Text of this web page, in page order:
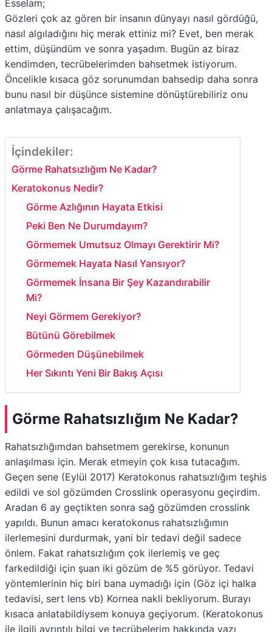
r
e
o
n
t
t
e
r
e
o
n
b
o
o
k
e
o
n
e
r
e
s
t
e
o
n
s
A
p
Esselam;
Gözleri çok az gören bir insanın dünyayı nasıl gördüğü,
nasıl algıladığını hiç merak ettiniz mi? Evet, ben merak
ettim, düşündüm ve sonra yaşadım. Bugün az biraz
kendimden, tecrübelerimden bahsetmek istiyorum.
Öncelikle kısaca göz sorunumdan bahsedip daha sonra
bunu nasıl bir düşünce sistemine dönüştürebiliriz onu
anlatmaya çalışacağım.
İçindekiler:
Görme Rahatsızlığım Ne Kadar?
Keratokonus Nedir?
Görme Azlığının Hayata Etkisi
Peki Ben Ne Durumdayım?
Görmemek Umutsuz Olmayı Gerektirir Mi?
Görmemek Hayata Nasıl Yansıyor?
Görmemek İnsana Bir Şey Kazandırabilir
Mi?
Neyi Görmem Gerekiyor?
Bütünü Görebilmek
Görmeden Düşünebilmek
Her Sıkıntı Yeni Bir Bakış Açısı
Görme Rahatsızlığım Ne Kadar?
Rahatsızlığımdan bahsetmem gerekirse, konunun
anlaşılması için. Merak etmeyin çok kısa tutacağım.
Geçen sene (Eylül 2017) Keratokonus rahatsızlığım teşhis
edildi ve sol gözümden Crosslink operasyonu geçirdim.
Aradan 6 ay geçtikten sonra sağ gözümden crosslink
yapıldı. Bunun amacı keratokonus rahatsızlığımın
ilerlemesini durdurmak, yani bir tedavi değil sadece
önlem. Fakat rahatsızlığım çok ilerlemiş ve geç
farkedildiği için şuan iki gözüm de %5 görüyor. Tedavi
yöntemlerinin hiç biri bana uymadığı için (Göz içi halka
tedavisi, sert lens vb) Kornea nakli bekliyorum. Burayı
kısaca anlatabildiysem konuya geçiyorum. (Keratokonus
ile ilgili ayrıntılı bilgi ve tecrübelerim hakkında yazı